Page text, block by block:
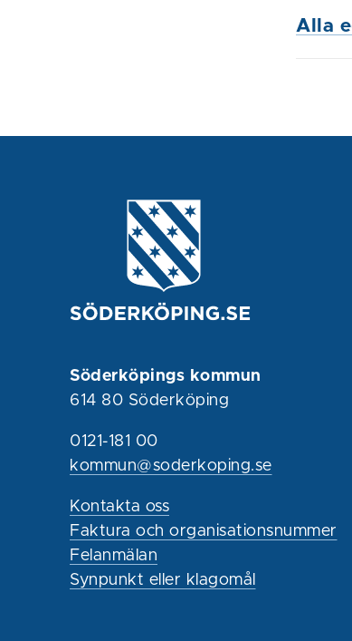
Alla
Söderköpings kommun
614 80 Söderköping
0121-181 00
kommun@soderkoping.se
Kontakta oss
Faktura och organisationsnummer
Felanmälan
Synpunkt eller klagomål